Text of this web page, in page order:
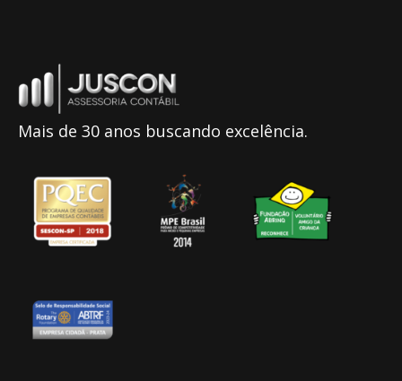
Mais de 30 anos buscando excelência.